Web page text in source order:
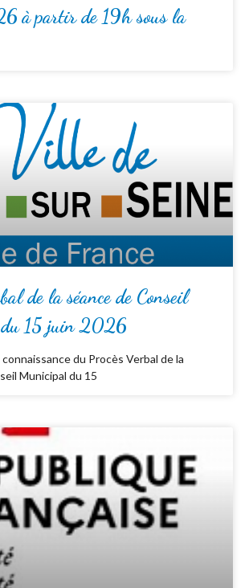
à partir de 19h sous la
de la séance de Conseil
15 juin 2026
du Procès Verbal de la
Municipal du 15